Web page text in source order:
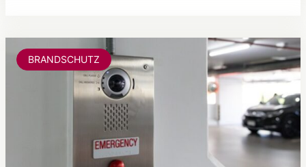
BRANDSCHUTZ